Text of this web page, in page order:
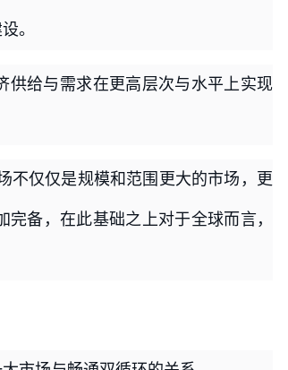
。
供给与需求在更高层次与水平上实现
不仅仅是规模和范围更大的市场，更
备，在此基础之上对于全球而言，